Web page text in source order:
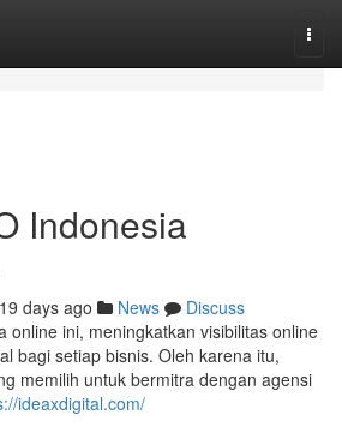
Indonesia
days ago News
Discuss
online ini, meningkatkan visibilitas online
bagi setiap bisnis. Oleh karena itu,
memilih untuk bermitra dengan agensi
ideaxdigital.com/